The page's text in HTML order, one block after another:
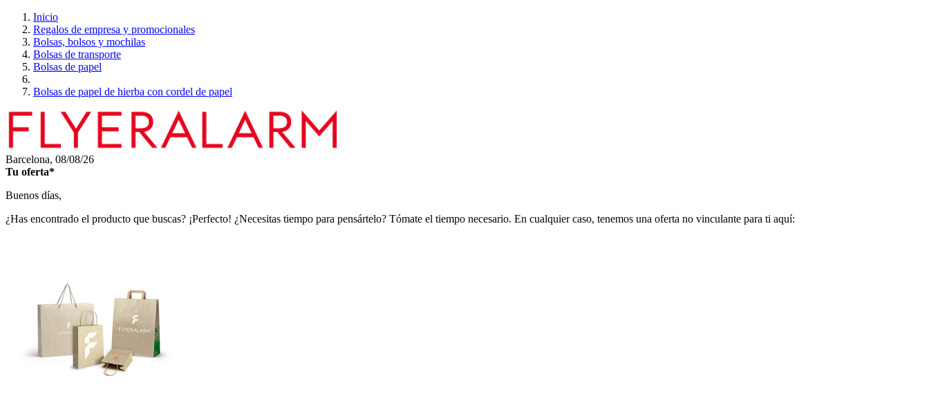
Inicio
Regalos de empresa y promocionales
Bolsas, bolsos y mochilas
Bolsas de transporte
Bolsas de papel
Bolsas de papel de hierba con cordel de papel
Barcelona, 08/08/26
Tu oferta*
Buenos días,
¿Has encontrado el producto que buscas? ¡Perfecto! ¿Necesitas tiempo para pensártelo? Tómate el tiempo necesario. En cualquier caso, tenemos una oferta no vinculante para ti aquí: